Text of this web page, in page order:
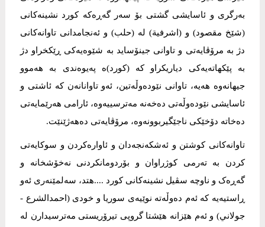
بەرگری و ئاسایشی گشتی بۆ سەر گەڕەکە كورد نشينەکانی
(شێخ مقصود) و (اشرفية) لە (حلب) و ئەنجامدانی تاوانەکانی
دژ بە مرۆڤایەتی و تاوانی جینۆساید بە شێوەیەکی ڕێکخراو دژ
بە پێکهاتەیەکی دیاریکراو کە (کورد)ە پەیوەندی بە هەموو
جیهانەوە هەیە، تاوانی نێودەوڵەتین، ئەو تاوانانەن کە ئاشتی و
ئاسایشی نێودەوڵەتی دەخەنە مەترسییەوە، ئارامی هەرێمایەتی
دەخاتە دۆخێکی ناجێگیربوونەوە، مرۆڤایەتی دەهەژێنێت.
تاوانەکانی کوشتن و ئەشکەنجەدان و ئاوارەکردن و سوکایەتی
کردن بە تەرمی کوژراوان و بۆردومانکردنی نەخۆشخانە و
گەڕەک و ناوچە سڤیل نشینەکانی کورد ....هتد، سەلمێنەری ئەو
ڕاستیەیە کە ئەم دەوڵەتە نوێیەی سوریا و خودی (احمدالشرع -
جولاني) و ئەم هێزانە هێشتا گروپی تیرۆریستی مەترسیدارن لە